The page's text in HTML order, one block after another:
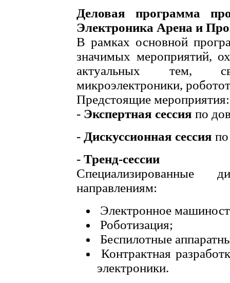
Деловая программа
Электроника Арена и
В рамках основной
значимых мероприятий,
актуальных тем,
микроэлектроники,
Предстоящие мероприятия:
- Экспертная сессия по
- Дискуссионная сессия
- Тренд-сессии
Специализированные
направлениям:
Электронное
Роботизация;
Беспилотные
Контрактная
электроники.